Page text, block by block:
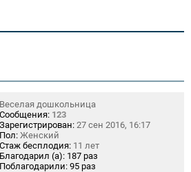
Веселая дошкольница
Сообщения: 123
Зарегистрирован: 27 сен 2016, 16:17
Пол: Женский
Стаж бесплодия: 11 лет
Благодарил (а): 187 раз
Поблагодарили: 95 раз